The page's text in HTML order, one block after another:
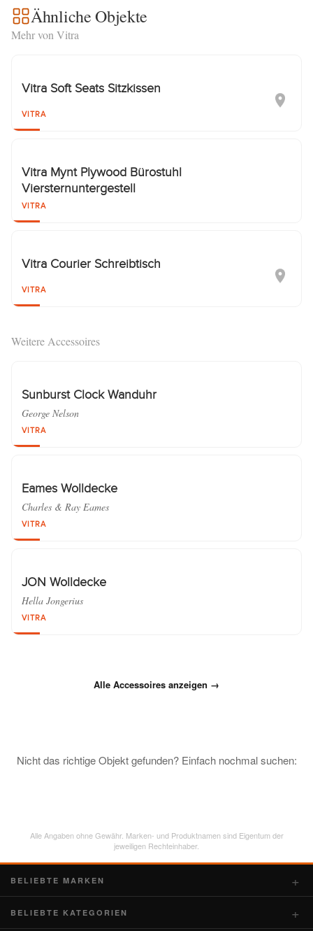
Ähnliche Objekte
Mehr von Vitra
Vitra Soft Seats Sitzkissen
VITRA
Vitra Mynt Plywood Bürostuhl
Viersternuntergestell
VITRA
Vitra Courier Schreibtisch
VITRA
Weitere Accessoires
Sunburst Clock Wanduhr
George Nelson
VITRA
Eames Wolldecke
Charles & Ray Eames
VITRA
JON Wolldecke
Hella Jongerius
VITRA
Alle Accessoires anzeigen →
Nicht das richtige Objekt gefunden? Einfach nochmal suchen:
Alle Angaben ohne Gewähr. Marken- und Produktnamen sind Eigentum der
jeweiligen Rechteinhaber.
BELIEBTE MARKEN
BELIEBTE KATEGORIEN